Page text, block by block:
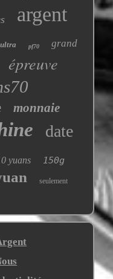
argent
ultra pf70 grand
épreuve
monnaie
date
yuans 150g
seulement